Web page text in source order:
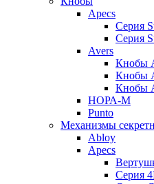
Apecs
Серия
Серия
Avers
Кнобы
Кнобы
Кнобы
НОРА-М
Punto
Механизмы
Abloy
Apecs
Серия